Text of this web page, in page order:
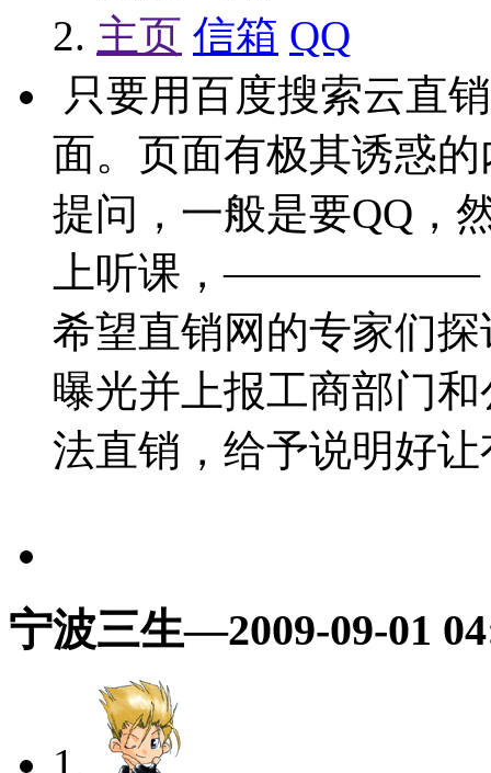
主页 信箱 QQ
只要用百度搜索云直
面。页面有极其诱惑
提问，一般是要QQ，
上听课，——————
希望直销网的专家们
曝光并上报工商部门
法直销，给予说明好
宁波三生—2009-09-01